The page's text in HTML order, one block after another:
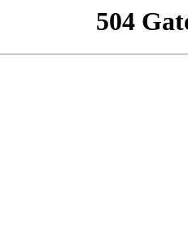
504